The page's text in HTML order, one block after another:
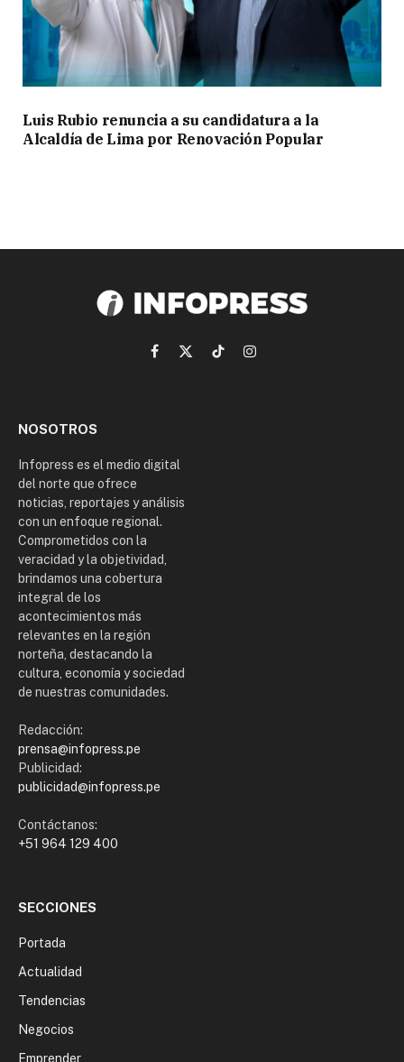
Luis Rubio renuncia a su candidatura a la
Alcaldía de Lima por Renovación Popular
Facebook
X
TikTokInstagram
NOSOTROS
Infopress es el medio digital
del norte que ofrece
noticias, reportajes y análisis
con un enfoque regional.
Comprometidos con la
veracidad y la objetividad,
brindamos una cobertura
integral de los
acontecimientos más
relevantes en la región
norteña, destacando la
cultura, economía y sociedad
de nuestras comunidades.
Redacción:
prensa@infopress.pe
Publicidad:
publicidad@infopress.pe
Contáctanos:
+51 964 129 400
SECCIONES
Portada
Actualidad
Tendencias
Negocios
Emprender